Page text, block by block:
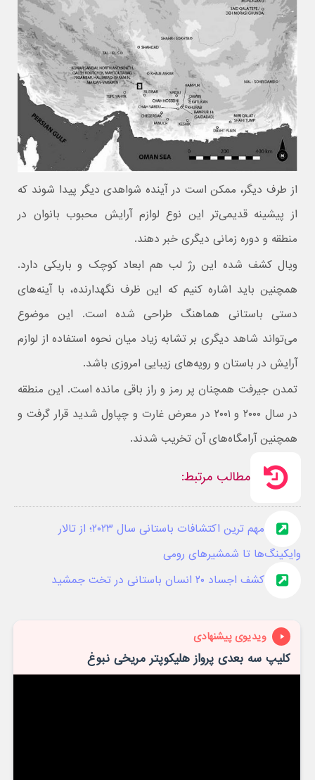
از طرف دیگر، ممکن است در آینده شواهدی دیگر پیدا شوند که
از پیشینه قدیمی‌تر این نوع لوازم آرایش محبوب بانوان در
منطقه و دوره زمانی دیگری خبر دهند.
ویال کشف شده این رژ لب هم ابعاد کوچک و باریکی دارد.
همچنین باید اشاره کنیم که این ظرف نگهدارنده، با آینه‌های
دستی باستانی هماهنگ طراحی شده است. این موضوع
می‌تواند شاهد دیگری بر تشابه زیاد میان نحوه استفاده از لوازم
آرایش در باستان و رویه‌های زیبایی امروزی باشد.
تمدن جیرفت همچنان پر رمز و راز باقی مانده است. این منطقه
در سال ۲۰۰۰ و ۲۰۰۱ در معرض غارت و چپاول شدید قرار گرفت و
همچنین آرامگاه‌های آن تخریب شدند.
مطالب مرتبط:
مهم ترین اکتشافات باستانی سال ۲۰۲۳؛ از تالار
وایکینگ‌ها تا شمشیرهای رومی
کشف اجساد ۲۰ انسان باستانی در تخت جمشید
ویدیوی پیشنهادی
کلیپ سه بعدی پرواز هلیکوپتر مریخی نبوغ